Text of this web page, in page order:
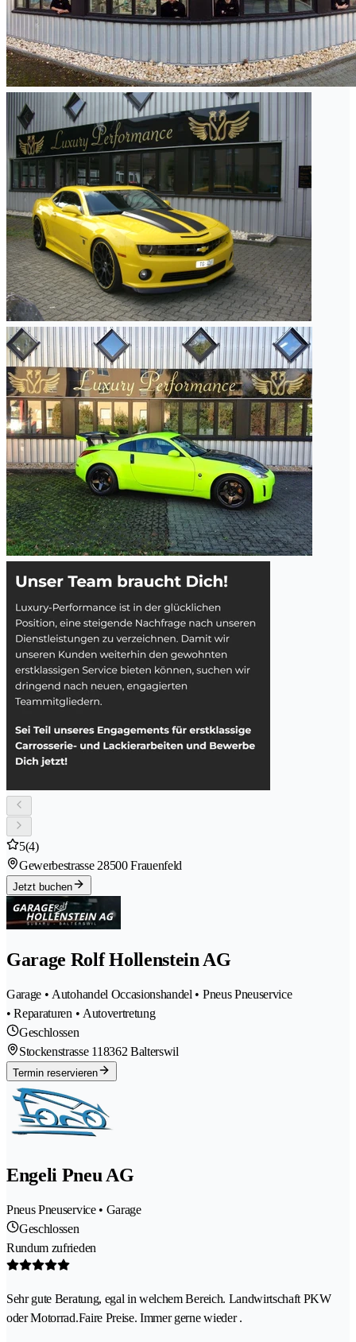
5(4)
Gewerbestrasse 28500 Frauenfeld
Jetzt buchen
Garage Rolf Hollenstein AG
Garage • Autohandel Occasionshandel • Pneus Pneuservice
• Reparaturen • Autovertretung
Geschlossen
Stockenstrasse 118362 Balterswil
Termin reservieren
Engeli Pneu AG
Pneus Pneuservice • Garage
Geschlossen
Rundum zufrieden
Sehr gute Beratung, egal in welchem Bereich. Landwirtschaft PKW
oder Motorrad.Faire Preise. Immer gerne wieder .